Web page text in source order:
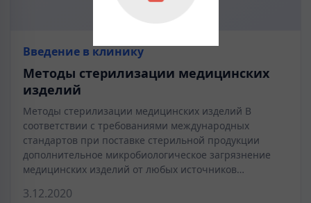
Введение в клинику
Методы стерилизации медицинских
изделий
Методы стерилизации медицинских изделий В
соответствии с требованиями международных
стандартов при поставке стерильной продукции
дополнительное микробиологическое загрязнение
медицинских изделий от любых источников…
3.12.2020